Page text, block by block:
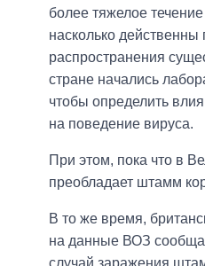
более тяжелое
насколько действенны
распространения
стране начались
чтобы определить
на поведение вируса.
При этом, пока что в
преобладает штамм
В то же время,
на данные ВОЗ
случай заражения